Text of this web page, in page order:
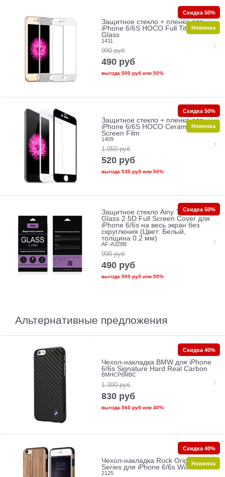
Защитное стекло + пленка для
iPhone 6/6S HOCO Full Titanium
Glass
1411
990 руб
490 руб
выгода 500 рубили 50%
Скидка 50%
Новинка
Защитное стекло + пленка для
iPhone 6/6S HOCO Ceramic Glass
Screen Film
1409
1 050 руб
520 руб
выгода 530 рубили 50%
Скидка 50%
Новинка
Защитное стекло Ainy Tempered
Glass 2.5D Full Screen Cover для
iPhone 6/6s на весь экран без
скругления (Цвет: Белый,
толщина 0.2 мм)
AF-A328B
990 руб
490 руб
выгода 500 рубили 50%
Скидка 50%
Альтернативные предложения
Чехол-накладка BMW для iPhone
6/6s Signature Hard Real Carbon
BMHCP6MBC
1 390 руб
830 руб
выгода 560 рубили 40%
Скидка 40%
Чехол-накладка Rock Origin
Series для iPhone 6/6s Wood
2125
Скидка 40%
Новинка